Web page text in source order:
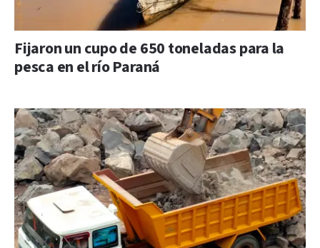
Fijaron un cupo de 650 toneladas para la
pesca en el río Paraná